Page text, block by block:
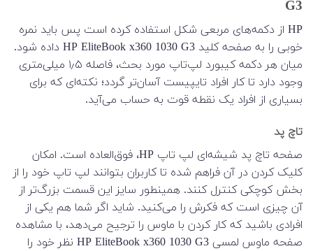
G3
HP از دکمه‌های مربعی شکل استفاده کرده است پس باید نمره
خوبی را به صفحه کلید HP EliteBook x360 1030 G3 داده شود.
میان هر دکمه کیبورد لپ‌تاپ مورد بحث، فاصله ۱٫۵ میلی‌متری
وجود دارد تا کار افراد تایپیست آسان‌تر گردد؛ نکته‌ای که برای
بسیاری از افراد یک نقطه قوت به حساب می‌آید.
تاچ پد
صفحه تاچ پد شیشه‌ای لپ تاپ HP، فوق‌العاده است. امکان
کلیک کردن در آن فراهم شده تا کاربران بتوانند لپ تاپ خود را از
بخش کوچکی کنترل کنند. همینطور سایز این قسمت بزرگ‌تر از
آن چیزی است که فکرش را می‌کنید. شاید اگر شما هم یکی از
افرادی باشید که کار کردن با ماوس را ترجیح می‌دهد، با مشاهده
صفحه ماوس لمسی HP EliteBook x360 1030 G3 نظر خود را